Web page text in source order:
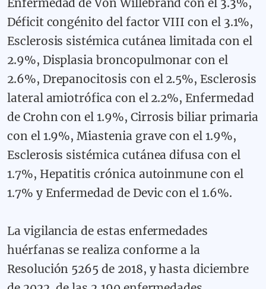
Déficit congénito del factor VIII con el 3.1%,
Esclerosis sistémica cutánea limitada con el
2.9%, Displasia broncopulmonar con el
2.6%, Drepanocitosis con el 2.5%, Esclerosis
lateral amiotrófica con el 2.2%, Enfermedad
de Crohn con el 1.9%, Cirrosis biliar primaria
con el 1.9%, Miastenia grave con el 1.9%,
Esclerosis sistémica cutánea difusa con el
1.7%, Hepatitis crónica autoinmune con el
1.7% y Enfermedad de Devic con el 1.6%.
La vigilancia de estas enfermedades
huérfanas se realiza conforme a la
Resolución 5265 de 2018, y hasta diciembre